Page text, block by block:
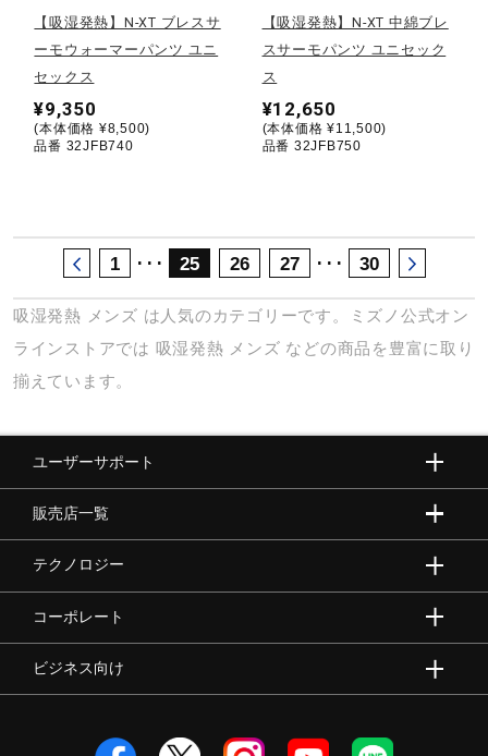
【吸湿発熱】N-XT ブレスサ
ーモウォーマーパンツ ユニ
セックス
¥9,350
(本体価格 ¥8,500)
品番 32JFB740
【吸湿発熱】N-XT 中綿ブレ
スサーモパンツ ユニセック
ス
¥12,650
(本体価格 ¥11,500)
品番 32JFB750
1 ･･･ 25 26 27 ･･･ 30
吸湿発熱 メンズ は人気のカテゴリーです。ミズノ公式オン
ラインストアでは 吸湿発熱 メンズ などの商品を豊富に取り
揃えています。
ユーザーサポート
販売店一覧
テクノロジー
コーポレート
ビジネス向け